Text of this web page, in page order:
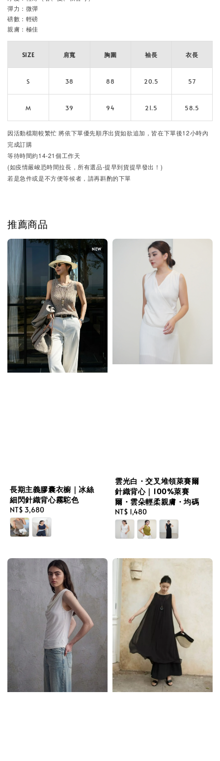
彈力：微彈
磅數：輕磅
親膚：極佳
SIZE 肩寬 胸圍 袖長 衣長
S 38 88 20.5 57
M 39 94 21.5 58.5
因活動檔期較繁忙將依下單優先順序出貨如欲追加，皆在下單後12小時內
完成訂購
等待時間約14-21個工作天
(如疫情嚴峻恐時間拉長，所有選品-提早到貨提早發出！)
若是急件或是不方便等候者，請再斟酌的下單
推薦商品
NEW
長期主義膠囊衣櫥｜冰絲
細閃針織背心霧駝色
Regular
price
NT$ 3,680
雲光白・交叉堆領萊賽爾
針織背心｜100%萊賽
爾・雲朵輕柔親膚・均碼
Regular
price
NT$ 1,480